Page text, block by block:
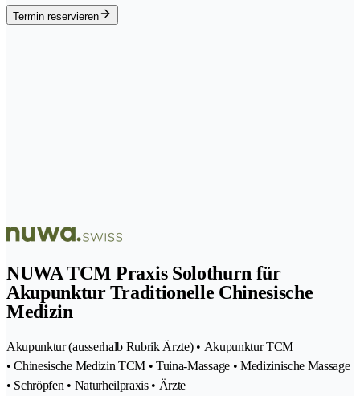
Termin reservieren
NUWA TCM Praxis Solothurn für
Akupunktur Traditionelle Chinesische
Medizin
Akupunktur (ausserhalb Rubrik Ärzte) • Akupunktur TCM
• Chinesische Medizin TCM • Tuina-Massage • Medizinische Massage
• Schröpfen • Naturheilpraxis • Ärzte